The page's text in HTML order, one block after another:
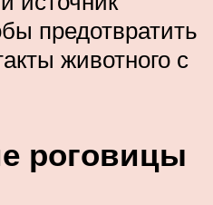
предотвратить
животного с
роговицы